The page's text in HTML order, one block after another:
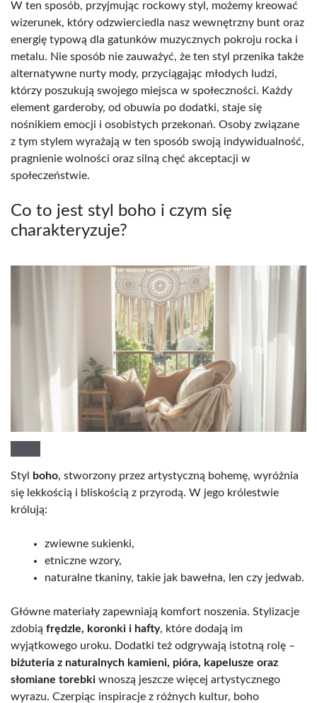
W ten sposób, przyjmując rockowy styl, możemy kreować
wizerunek, który odzwierciedla nasz wewnętrzny bunt oraz
energię typową dla gatunków muzycznych pokroju rocka i
metalu. Nie sposób nie zauważyć, że ten styl przenika także
alternatywne nurty mody, przyciągając młodych ludzi,
którzy poszukują swojego miejsca w społeczności. Każdy
element garderoby, od obuwia po dodatki, staje się
nośnikiem emocji i osobistych przekonań. Osoby związane
z tym stylem wyrażają w ten sposób swoją indywidualność,
pragnienie wolności oraz silną chęć akceptacji w
społeczeństwie.
Co to jest styl boho i czym się
charakteryzuje?
Styl boho, stworzony przez artystyczną bohemę, wyróżnia
się lekkością i bliskością z przyrodą. W jego królestwie
królują:
zwiewne sukienki,
etniczne wzory,
naturalne tkaniny, takie jak bawełna, len czy jedwab.
Główne materiały zapewniają komfort noszenia. Stylizacje
zdobią frędzle, koronki i hafty, które dodają im
wyjątkowego uroku. Dodatki też odgrywają istotną rolę –
biżuteria z naturalnych kamieni, pióra, kapelusze oraz
słomiane torebki wnoszą jeszcze więcej artystycznego
wyrazu. Czerpiąc inspiracje z różnych kultur, boho